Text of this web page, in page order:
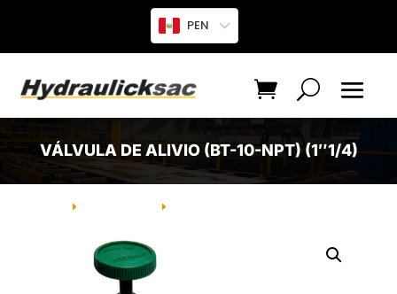
PEN
VÁLVULA DE ALIVIO (BT-10-NPT) (1″1/4)
E E